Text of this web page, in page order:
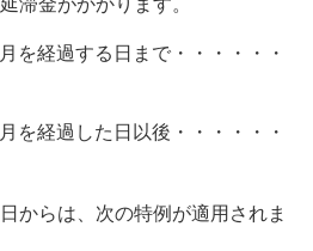
を経過する日まで・・・・・・
を経過した日以後・・・・・・
からは、次の特例が適用されま